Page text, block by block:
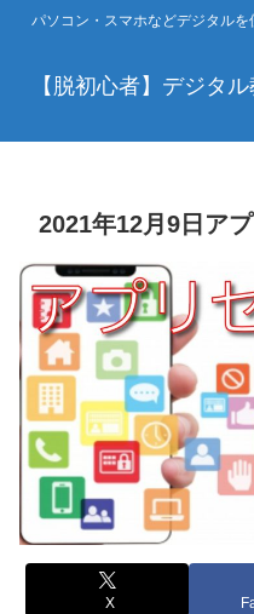
パソコン・スマホなどデジタルを
【脱初心者】デジタ
2021年12月9日ア
X